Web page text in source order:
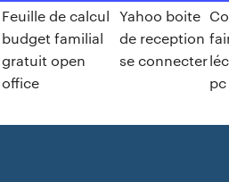
Feuille de calcul
budget familial
gratuit open
office
Yahoo boite
de reception
se connecter
pc